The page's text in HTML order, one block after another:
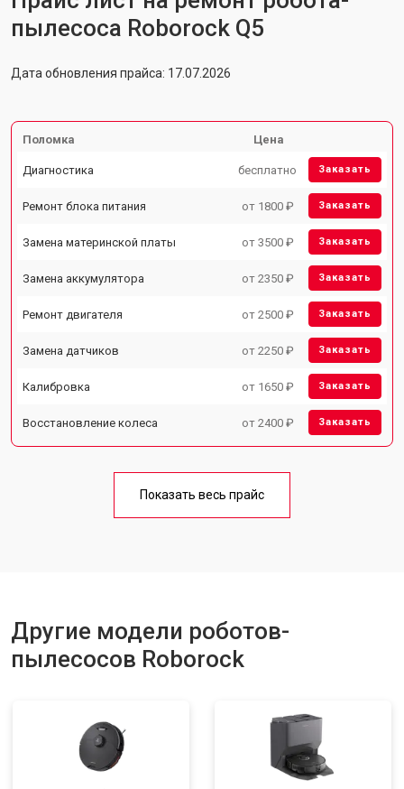
пылесоса Roborock Q5
Дата обновления прайса: 17.07.2026
Поломка Цена
Диагностика бесплатно Заказать
Ремонт блока питания от 1800 ₽ Заказать
Замена материнской платы от 3500 ₽ Заказать
Замена аккумулятора от 2350 ₽ Заказать
Ремонт двигателя от 2500 ₽ Заказать
Замена датчиков от 2250 ₽ Заказать
Калибровка от 1650 ₽ Заказать
Восстановление колеса от 2400 ₽ Заказать
Показать весь прайс
Другие модели роботов-
пылесосов Roborock